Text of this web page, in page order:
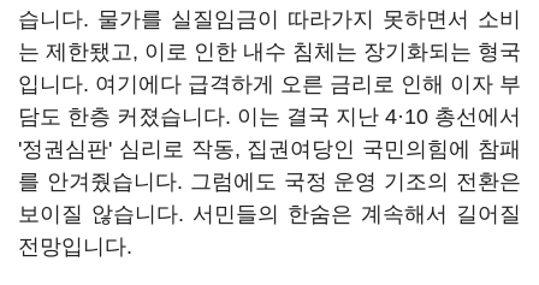
습니다. 물가를 실질임금이 따라가지 못하면서 소비
는 제한됐고, 이로 인한 내수 침체는 장기화되는 형국
입니다. 여기에다 급격하게 오른 금리로 인해 이자 부
담도 한층 커졌습니다. 이는 결국 지난 4·10 총선에서
'정권심판' 심리로 작동, 집권여당인 국민의힘에 참패
를 안겨줬습니다. 그럼에도 국정 운영 기조의 전환은
보이질 않습니다. 서민들의 한숨은 계속해서 길어질
전망입니다.